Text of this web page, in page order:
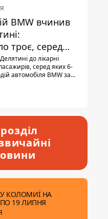
BMW вчинив
троє, серед
до лікарні
серед яких 6-
автомобіля BMW за
КОЛОМИЇ НА
19 ЛИПНЯ